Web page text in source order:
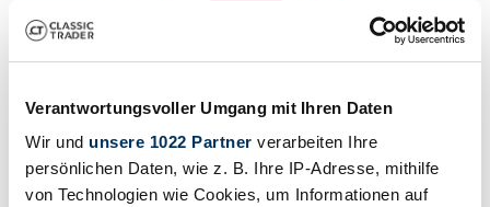
Verantwortungsvoller Umgang mit Ihren Daten
Wir und unsere 1022 Partner verarbeiten Ihre
persönlichen Daten, wie z. B. Ihre IP-Adresse, mithilfe
von Technologien wie Cookies, um Informationen auf